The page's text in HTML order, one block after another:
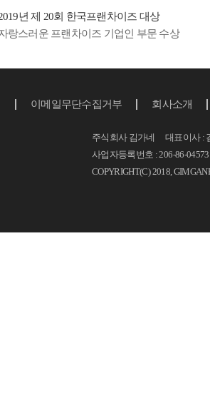
제 20회 한국프랜차이즈 대상
운 프랜차이즈 기업인 부문 수상
이메일무단수집거부 회사소개
주식회사 김가네 대표이사 :
사업자등록번호 : 206-86-
COPYRIGHT(C) 2018,